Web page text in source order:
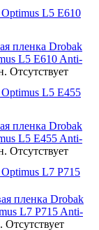
L5 E610
пленка Drobak
L5 E610 Anti-
Отсутствует
L5 E455
пленка Drobak
L5 E455 Anti-
Отсутствует
L7 P715
пленка Drobak
L7 P715 Anti-
Отсутствует